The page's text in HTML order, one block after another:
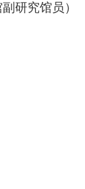
研究馆员）